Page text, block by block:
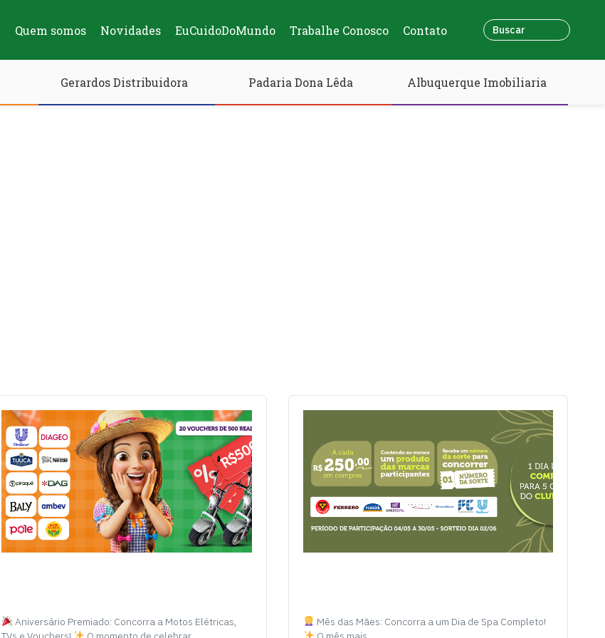
Quem somos Novidades EuCuidoDoMundo Trabalhe Conosco Contato
Gerardos Distribuidora Padaria Dona Lêda Albuquerque Imobiliaria
Aniversário Premiado: Concorra a Motos Elétricas,
Mês das Mães: Concorra a um Dia de Spa Completo!